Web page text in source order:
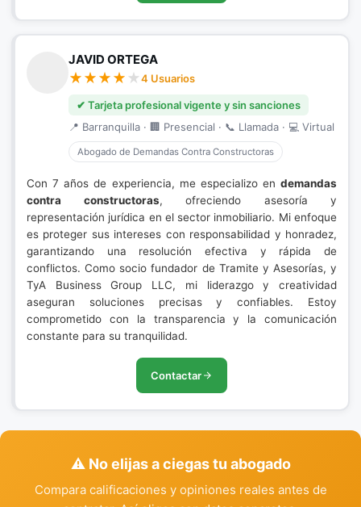
JAVID ORTEGA
4 Usuarios
✔ Tarjeta profesional vigente y sin sanciones
📍 Barranquilla · 🏢 Presencial · 📞 Llamada · 💻 Virtual
Abogado de Demandas Contra Constructoras
Con 7 años de experiencia, me especializo en demandas
contra constructoras, ofreciendo asesoría y
representación jurídica en el sector inmobiliario. Mi enfoque
es proteger sus intereses con responsabilidad y honradez,
garantizando una resolución efectiva y rápida de
conflictos. Como socio fundador de Tramite y Asesorías, y
TyA Business Group LLC, mi liderazgo y creatividad
aseguran soluciones precisas y confiables. Estoy
comprometido con la transparencia y la comunicación
constante para su tranquilidad.
Contactar
⚠️ No elijas a ciegas tu abogado
Compara calificaciones y opiniones reales antes de